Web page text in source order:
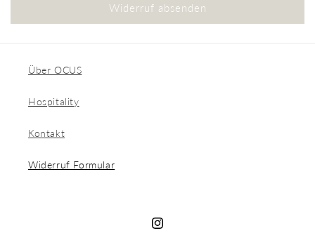
Widerruf absenden
Über OCUS
Hospitality
Kontakt
Widerruf Formular